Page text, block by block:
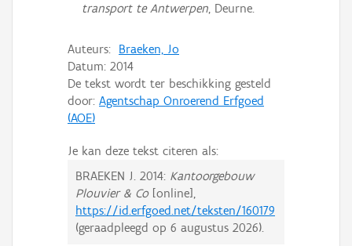
transport te Antwerpen, Deurne.
Auteurs: Braeken, Jo
Datum: 2014
De tekst wordt ter beschikking gesteld
door: Agentschap Onroerend Erfgoed
(AOE)
Je kan deze tekst citeren als:
BRAEKEN J. 2014: Kantoorgebouw
Plouvier & Co[online],
https://id.erfgoed.net/teksten/160179
(geraadpleegd op 6 augustus 2026).